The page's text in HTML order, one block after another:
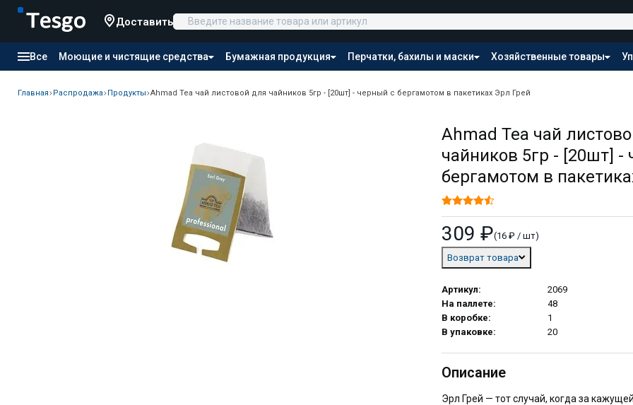
Доставить
Все Моющие и чистящие средства Бумажная продукция Перчатки, бахилы и маски Хозяйственные товары
Главная Распродажа Продукты Ahmad Tea чай листовой для чайников 5гр - [20шт] - черный с бергамотом в пакетиках Эрл Грей
Ahmad Tea чай
чайников 5гр - [20шт] -
бергамотом в
309 ₽(16 ₽ / шт)
Возврат товара
Артикул:
2069
На паллете:
48
В коробке:
1
В упаковке:
20
Описание
Эрл Грей — тот случай, когда за